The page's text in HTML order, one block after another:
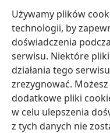
Używamy plików
technologii, by
doświadczenia
serwisu. Niektóre
działania tego
zrezygnować.
dodatkowe pliki
w celu ulepszenia
z tych danych nie
naprawdę są tymi
to do podjęcia
że musieliby
pragnieniom i
niesprawiedliwym
36. Jaki lepszy sposób
tamtych ludzi — powinniśmy
rozeznanie narzucone